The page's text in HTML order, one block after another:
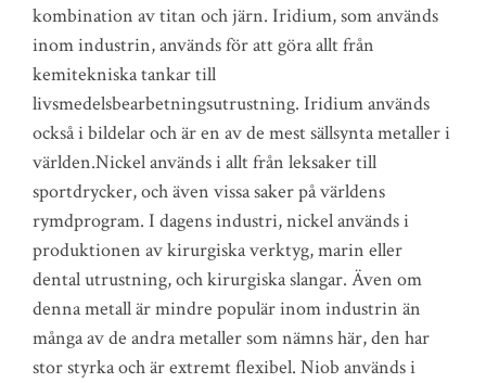
kombination av titan och järn. Iridium, som används
inom industrin, används för att göra allt från
kemitekniska tankar till
livsmedelsbearbetningsutrustning. Iridium används
också i bildelar och är en av de mest sällsynta metaller i
världen.Nickel används i allt från leksaker till
sportdrycker, och även vissa saker på världens
rymdprogram. I dagens industri, nickel används i
produktionen av kirurgiska verktyg, marin eller
dental utrustning, och kirurgiska slangar. Även om
denna metall är mindre populär inom industrin än
många av de andra metaller som nämns här, den har
stor styrka och är extremt flexibel. Niob används i